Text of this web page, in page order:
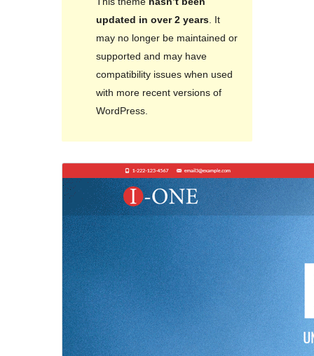
updated in over 2 years. It
may no longer be maintained or
supported and may have
compatibility issues when used
with more recent versions of
WordPress.